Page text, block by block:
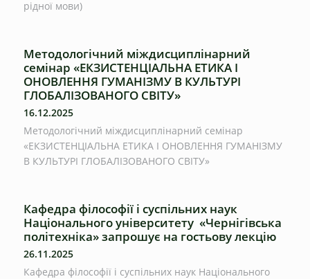
рідної мови)
Методологічний міждисциплінарний
семінар «ЕКЗИСТЕНЦІАЛЬНА ЕТИКА І
ОНОВЛЕННЯ ГУМАНІЗМУ В КУЛЬТУРІ
ГЛОБАЛІЗОВАНОГО СВІТУ»
16.12.2025
Методологічний міждисциплінарний семінар
«ЕКЗИСТЕНЦІАЛЬНА ЕТИКА І ОНОВЛЕННЯ ГУМАНІЗМУ
В КУЛЬТУРІ ГЛОБАЛІЗОВАНОГО СВІТУ»
Кафедра філософії і суспільних наук
Національного університету «Чернігівська
політехніка» запрошує на гостьову лекцію
26.11.2025
Кафедра філософії і суспільних наук Національного